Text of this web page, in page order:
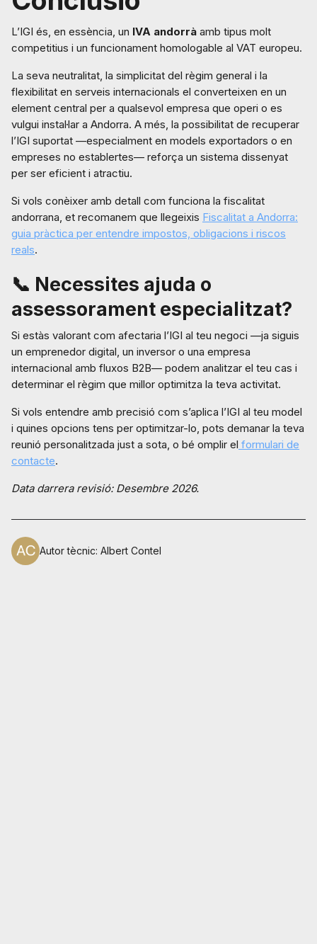
L’IGI és, en essència, un IVA andorrà amb tipus molt
competitius i un funcionament homologable al VAT europeu.
La seva neutralitat, la simplicitat del règim general i la
flexibilitat en serveis internacionals el converteixen en un
element central per a qualsevol empresa que operi o es
vulgui instal·lar a Andorra. A més, la possibilitat de recuperar
l’IGI suportat —especialment en models exportadors o en
empreses no establertes— reforça un sistema dissenyat
per ser eficient i atractiu.
Si vols conèixer amb detall com funciona la fiscalitat
andorrana, et recomanem que llegeixis Fiscalitat a Andorra:
guia pràctica per entendre impostos, obligacions i riscos
reals.
📞 Necessites ajuda o
assessorament especialitzat?
Si estàs valorant com afectaria l’IGI al teu negoci —ja siguis
un emprenedor digital, un inversor o una empresa
internacional amb fluxos B2B— podem analitzar el teu cas i
determinar el règim que millor optimitza la teva activitat.
Si vols entendre amb precisió com s’aplica l’IGI al teu model
i quines opcions tens per optimitzar-lo, pots demanar la teva
reunió personalitzada just a sota, o bé omplir el formulari de
contacte.
Data darrera revisió: Desembre 2026.
Autor tècnic: Albert Contel